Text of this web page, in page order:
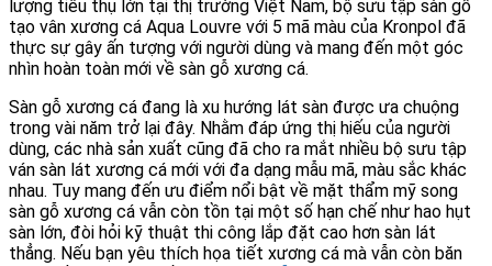
lượng tiêu thụ lớn tại thị trường Việt Nam, bộ sưu tập sàn gỗ
tạo vân xương cá Aqua Louvre với 5 mã màu của Kronpol đã
thực sự gây ấn tượng với người dùng và mang đến một góc
nhìn hoàn toàn mới về sàn gỗ xương cá.
Sàn gỗ xương cá đang là xu hướng lát sàn được ưa chuộng
trong vài năm trở lại đây. Nhằm đáp ứng thị hiếu của người
dùng, các nhà sản xuất cũng đã cho ra mắt nhiều bộ sưu tập
ván sàn lát xương cá mới với đa dạng mẫu mã, màu sắc khác
nhau. Tuy mang đến ưu điểm nổi bật về mặt thẩm mỹ song
sàn gỗ xương cá vẫn còn tồn tại một số hạn chế như hao hụt
sàn lớn, đòi hỏi kỹ thuật thi công lắp đặt cao hơn sàn lát
thẳng. Nếu bạn yêu thích họa tiết xương cá mà vẫn còn băn